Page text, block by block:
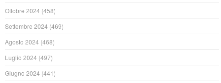
Ottobre 2024 (458)
Settembre 2024 (469)
Agosto 2024 (468)
Luglio 2024 (497)
Giugno 2024 (441)